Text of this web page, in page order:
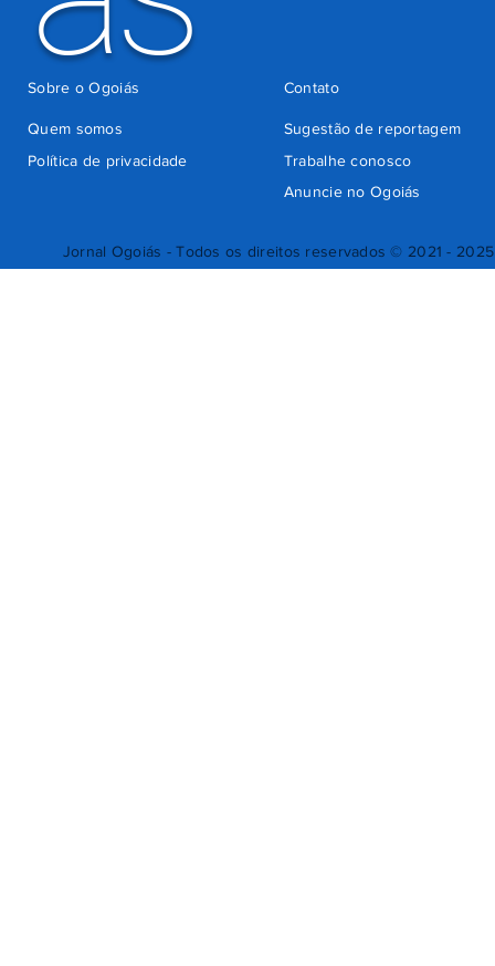
Jornal Ogoiás - Todos os direitos reservados © 2021 - 2025
Quem somos
Sugestão de reportagem
Trabalhe conosco
Política de privacidade
Anuncie no Ogoiás
Contato
Sobre o Ogoiás